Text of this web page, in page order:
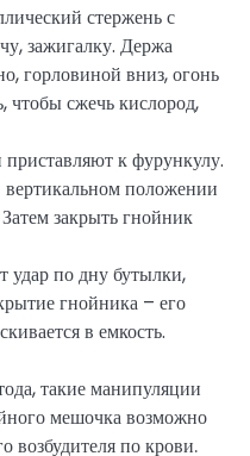
стержень с
зажигалку. Держа
горловиной вниз, огонь
чтобы сжечь кислород,
к фурункулу.
положении
закрыть гнойник
удар по дну бутылки,
гнойника – его
в емкость.
такие манипуляции
мешочка возможно
возбудителя по крови.